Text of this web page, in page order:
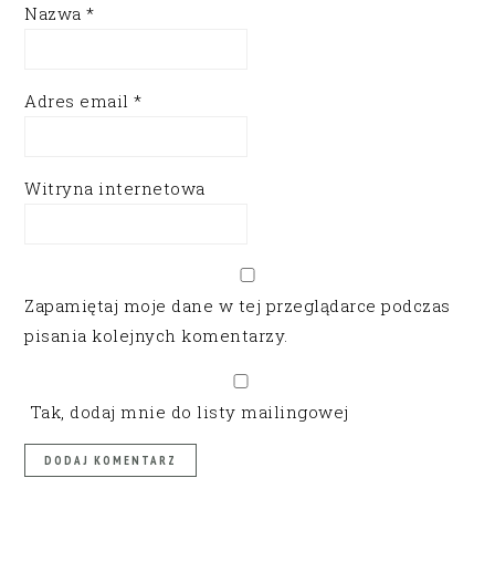
Nazwa*
Adres email*
Witryna internetowa
Zapamiętaj moje dane w tej przeglądarce podczas
pisania kolejnych komentarzy.
Tak, dodaj mnie do listy mailingowej